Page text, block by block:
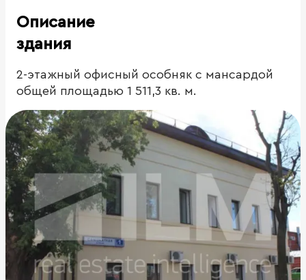
Описание
здания
2-этажный офисный особняк с мансардой
общей площадью 1 511,3 кв. м.